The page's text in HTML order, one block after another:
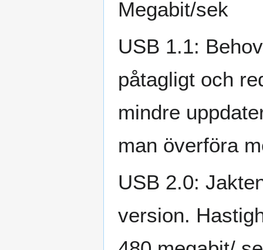
Megabit/sek
USB 1.1:
påtagligt och
mindre
man överföra
USB 2.0:
version.